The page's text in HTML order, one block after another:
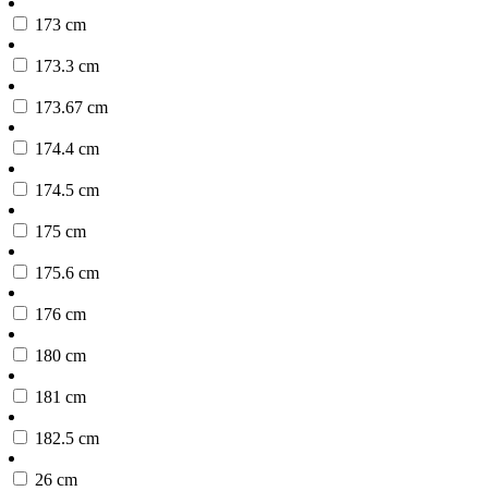
173 cm
173.3 cm
173.67 cm
174.4 cm
174.5 cm
175 cm
175.6 cm
176 cm
180 cm
181 cm
182.5 cm
26 cm